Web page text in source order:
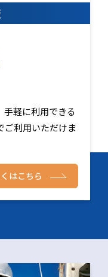
軽に利用できる
ご利用いただけま
はこちら